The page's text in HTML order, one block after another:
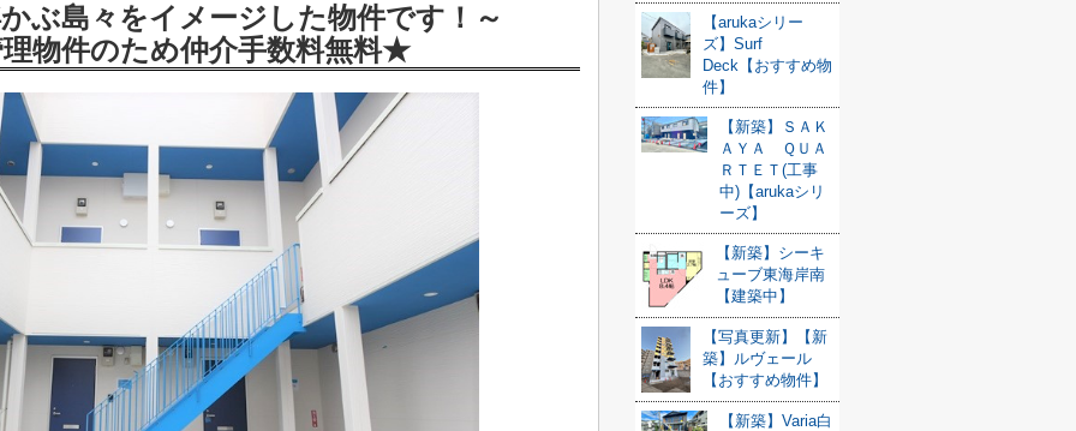
ぶ島々をイメージした物件です！ ～
物件のため仲介手数料無料★
【arukaシリー
ズ】Surf
Deck【おすすめ物
件】
【新築】ＳＡＫ
ＡＹＡ ＱＵＡ
ＲＴＥＴ(工事
中)【arukaシリ
ーズ】
【新築】シーキ
ューブ東海岸南
【建築中】
【写真更新】【新
築】ルヴェール
【おすすめ物件】
【新築】Varia白